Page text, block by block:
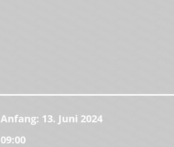
Anfang: 13. Juni 2024
09:00